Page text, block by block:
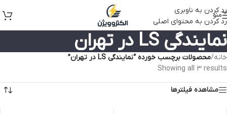
رد کردن به ناوبری
رد کردن به محتوای اصلی
منو
نمایندگی LS در تهران
خانه/محصولات برچسب خورده “نمایندگی LS در تهران”
Showing all 3 results
مشاهده فیلترها